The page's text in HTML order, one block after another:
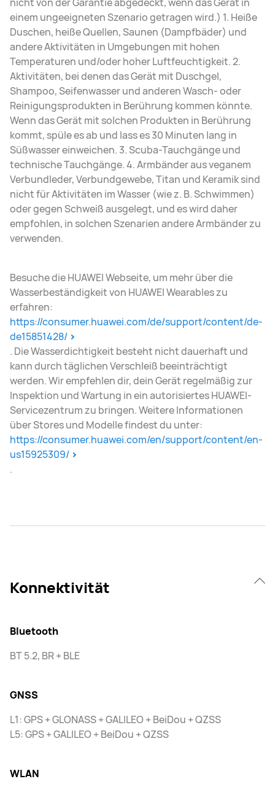
einem ungeeigneten Szenario getragen wird.) 1. Heiße
Duschen, heiße Quellen, Saunen (Dampfbäder) und
andere Aktivitäten in Umgebungen mit hohen
Temperaturen und/oder hoher Luftfeuchtigkeit. 2.
Aktivitäten, bei denen das Gerät mit Duschgel,
Shampoo, Seifenwasser und anderen Wasch- oder
Reinigungsprodukten in Berührung kommen könnte.
Wenn das Gerät mit solchen Produkten in Berührung
kommt, spüle es ab und lass es 30 Minuten lang in
Süßwasser einweichen. 3. Scuba-Tauchgänge und
technische Tauchgänge. 4. Armbänder aus veganem
Verbundleder, Verbundgewebe, Titan und Keramik sind
nicht für Aktivitäten im Wasser (wie z. B. Schwimmen)
oder gegen Schweiß ausgelegt, und es wird daher
empfohlen, in solchen Szenarien andere Armbänder zu
verwenden.
Besuche die HUAWEI Webseite, um mehr über die
Wasserbeständigkeit von HUAWEI Wearables zu
erfahren:
https://consumer.huawei.com/de/support/content/de-
de15851428/
. Die Wasserdichtigkeit besteht nicht dauerhaft und
kann durch täglichen Verschleiß beeinträchtigt
werden. Wir empfehlen dir, dein Gerät regelmäßig zur
Inspektion und Wartung in ein autorisiertes HUAWEI-
Servicezentrum zu bringen. Weitere Informationen
über Stores und Modelle findest du unter:
https://consumer.huawei.com/en/support/content/en-
us15925309/
.
Konnektivität
Bluetooth
BT 5.2, BR + BLE
GNSS
L1: GPS + GLONASS + GALILEO + BeiDou + QZSS
L5: GPS + GALILEO + BeiDou + QZSS
WLAN